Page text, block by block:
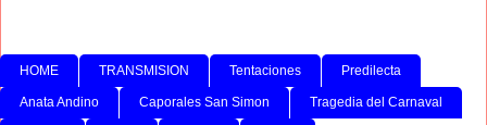
HOME TRANSMISION Tentaciones Predilecta
Anata Andino Caporales San Simon Tragedia del Carnaval